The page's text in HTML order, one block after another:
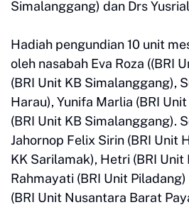
Simalanggang) dan Drs
Hadiah pengundian 10 unit
oleh nasabah Eva Roza ((BRI
(BRI Unit KB Simalanggang),
Harau), Yunifa Marlia (BRI
(BRI Unit KB Simalanggang).
Jahornop Felix Sirin (BRI Unit
KK Sarilamak), Hetri (BRI Unit
Rahmayati (BRI Unit
(BRI Unit Nusantara Barat